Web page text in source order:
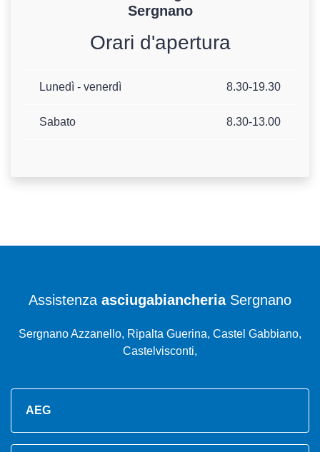
Sergnano
Orari d'apertura
Lunedì - venerdì 8.30-19.30
Sabato 8.30-13.00
Assistenza asciugabiancheriaSergnano
Sergnano Azzanello, Ripalta Guerina, Castel Gabbiano,
Castelvisconti,
AEG